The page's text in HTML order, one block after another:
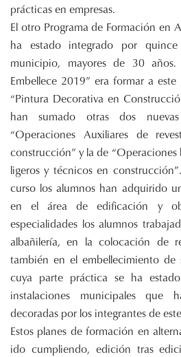
prácticas en empresas.
El otro Programa de Formación en
ha estado integrado por
municipio, mayores de 30 años.
Embellece 2019” era formar a
“Pintura Decorativa en
han sumado otras dos
“Operaciones Auxiliares de
construcción” y la de “Operaciones
ligeros y técnicos en
curso los alumnos han adquirido
en el área de edificación y
especialidades los alumnos
albañilería, en la colocación de
también en el embellecimiento de
cuya parte práctica se ha
instalaciones municipales que
decoradas por los integrantes de
Estos planes de formación en
ido cumpliendo, edición tras